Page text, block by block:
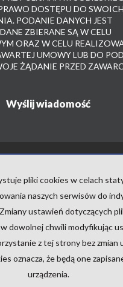
DOSTĘPU DO
PODANIE DANYCH JEST
ZBIERANE SĄ W CELU
ORAZ W CELU
UMOWY LUB DO
ŻĄDANIE PRZED
70
rybnik.com.pl
wynajem
pliki cookies w celach
naszych serwisów do
ustawień dotyczących
dowolnej chwili modyfikując
z tej strony bez zmian
oznacza, że będą one
urządzenia.